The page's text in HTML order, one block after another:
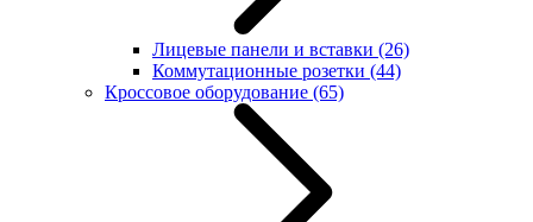
Лицевые панели и вставки (26)
Коммутационные розетки (44)
Кроссовое оборудование (65)